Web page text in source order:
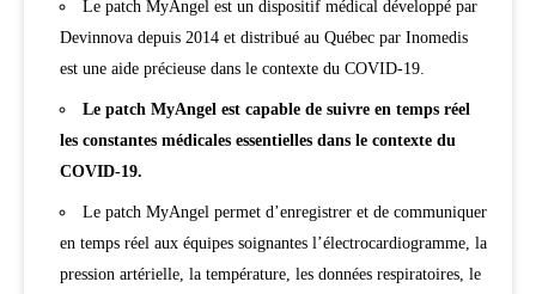
Le patch MyAngel est un dispositif médical développé par
Devinnova depuis 2014 et distribué au Québec par Inomedis
est une aide précieuse dans le contexte du COVID-19.
Le patch MyAngel est capable de suivre en temps réel
les constantes médicales essentielles dans le contexte du
COVID-19.
Le patch MyAngel permet d’enregistrer et de communiquer
en temps réel aux équipes soignantes l’électrocardiogramme, la
pression artérielle, la température, les données respiratoires, le